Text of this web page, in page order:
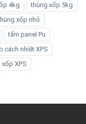
4kg
thùng xốp 5kg
xốp nhỏ
tấm panel Pu
cách nhiệt XPS
xốp XPS